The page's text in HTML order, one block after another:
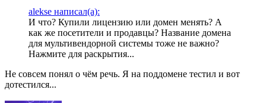
alekse написал(а):
И что? Купили лицензию или домен менять? А
как же посетители и продавцы? Название домена
для мультивендорной системы тоже не важно?
Нажмите для раскрытия...
Не совсем понял о чём речь. Я на поддомене тестил и вот
дотестился...